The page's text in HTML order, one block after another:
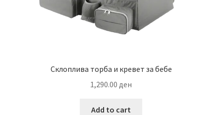
Склоплива торба и кревет за бебе
1,290.00 ден
Add to cart